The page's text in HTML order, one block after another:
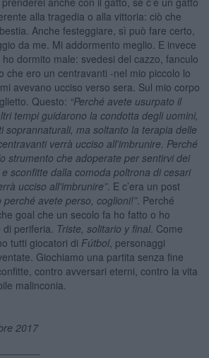
alla tragedia o alla vittoria: ciò che
Anche festeggiare, sì può fare certo,
da me. Mi addormento meglio. E invece
dormito male: svedesi del cazzo, fanculo
che ero un centravanti -nel mio piccolo lo
avevano ucciso verso sera. Sul mio corpo
Questo: “Perché avete usurpato il
tempi guidarono la condotta degli uomini,
soprannaturali, ma soltanto la terapia delle
verrà ucciso all'imbrunire. Perché
strumento che adoperate per sentirvi dei
sconfitte dalla comoda poltrona di cesari
à ucciso all'imbrunire”. E c’era un post
perché avete perso, coglioni!”. Perché
goal che un secolo fa ho fatto o ho
periferia. Triste, solitario y final. Come
tutti giocatori di Fútbol, personaggi
Giochiamo una partita senza fine
contro avversari eterni, contro la vita
malinconia.
2017